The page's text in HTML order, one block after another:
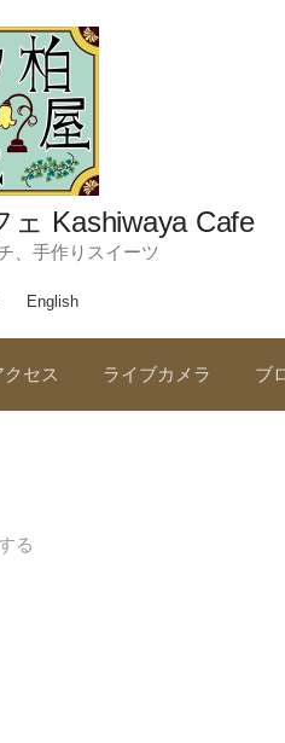
ェ Kashiwaya Cafe
、手作りスイーツ
English
クセス ライブカメラ ブ
る